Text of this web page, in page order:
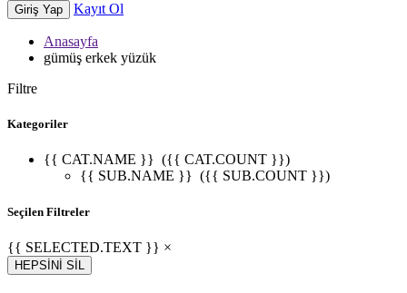
Giriş Yap Kayıt Ol
Anasayfa
gümüş erkek yüzük
Filtre
Kategoriler
{{ CAT.NAME }} ({{ CAT.COUNT }})
{{ SUB.NAME }} ({{ SUB.COUNT }})
Seçilen Filtreler
{{ SELECTED.TEXT }} ×
HEPSİNİ SİL